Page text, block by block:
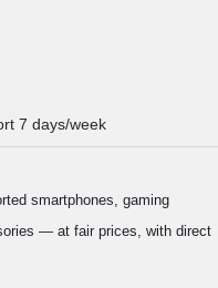
7 days/week
smartphones, gaming
— at fair prices, with direct